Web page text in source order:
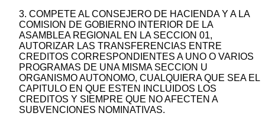
3. COMPETE AL CONSEJERO DE HACIENDA Y A LA
COMISION DE GOBIERNO INTERIOR DE LA
ASAMBLEA REGIONAL EN LA SECCION 01,
AUTORIZAR LAS TRANSFERENCIAS ENTRE
CREDITOS CORRESPONDIENTES A UNO O VARIOS
PROGRAMAS DE UNA MISMA SECCION U
ORGANISMO AUTONOMO, CUALQUIERA QUE SEA EL
CAPITULO EN QUE ESTEN INCLUIDOS LOS
CREDITOS Y SIEMPRE QUE NO AFECTEN A
SUBVENCIONES NOMINATIVAS.